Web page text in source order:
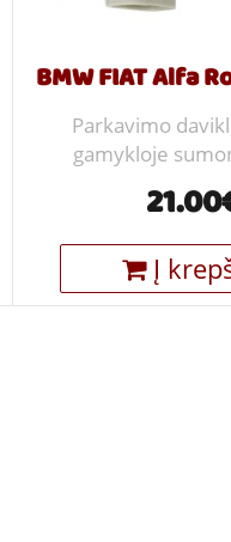
Parkavimo
gamykloje
Į